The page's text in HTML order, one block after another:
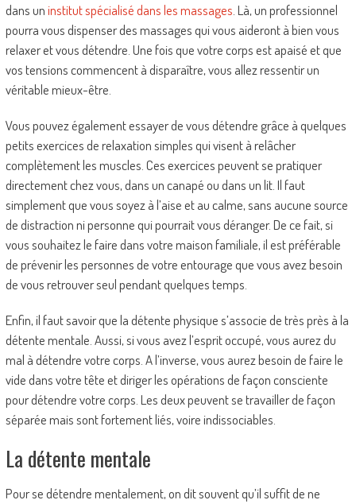
dans uninstitut spécialisé dans les massages. Là, un professionnel
pourra vous dispenser des massages qui vous aideront à bien vous
relaxer et vous détendre. Une fois que votre corps est apaisé et que
vos tensions commencent à disparaître, vous allez ressentir un
véritable mieux-être.
Vous pouvez également essayer de vous détendre grâce à quelques
petits exercices de relaxation simples qui visent à relâcher
complètement les muscles. Ces exercices peuvent se pratiquer
directement chez vous, dans un canapé ou dans un lit. Il faut
simplement que vous soyez à l’aise et au calme, sans aucune source
de distraction ni personne qui pourrait vous déranger. De ce fait, si
vous souhaitez le faire dans votre maison familiale, il est préférable
de prévenir les personnes de votre entourage que vous avez besoin
de vous retrouver seul pendant quelques temps.
Enfin, il faut savoir que la détente physique s’associe de très près à la
détente mentale. Aussi, si vous avez l’esprit occupé, vous aurez du
mal à détendre votre corps. A l’inverse, vous aurez besoin de faire le
vide dans votre tête et diriger les opérations de façon consciente
pour détendre votre corps. Les deux peuvent se travailler de façon
séparée mais sont fortement liés, voire indissociables.
La détente mentale
Pour se détendre mentalement, on dit souvent qu’il suffit de ne